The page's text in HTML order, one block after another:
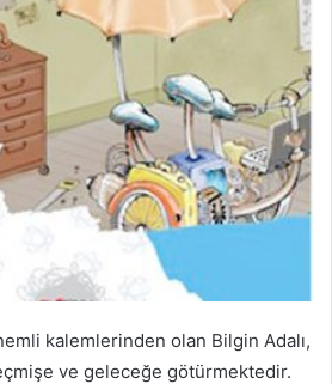
kalemlerinden olan Bilgin Adalı,
ve geleceğe götürmektedir.